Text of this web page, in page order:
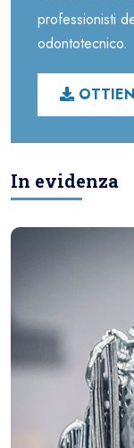
professionisti
odontotecnico.
In evidenza